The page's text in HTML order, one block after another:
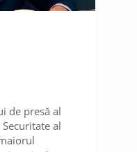
de presă al
al